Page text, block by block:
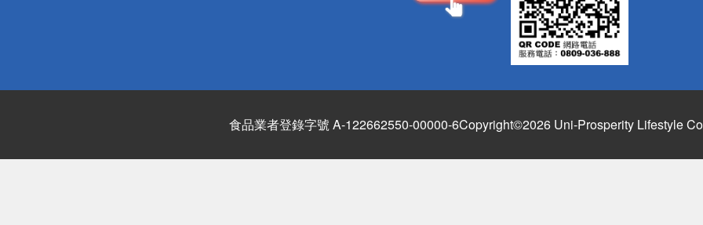
食品業者登錄字號 A-122662550-00000-6Copyright©2026 Uni-Prosperity Lifestyle